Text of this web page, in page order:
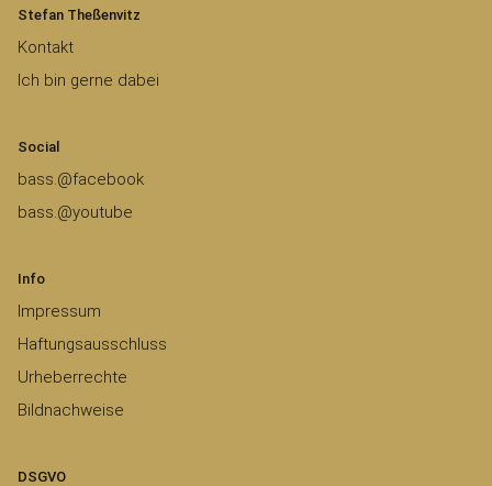
Stefan Theßenvitz
Kontakt
Ich bin gerne dabei
Social
bass.@facebook
bass.@youtube
Info
Impressum
Haftungsausschluss
Urheberrechte
Bildnachweise
DSGVO